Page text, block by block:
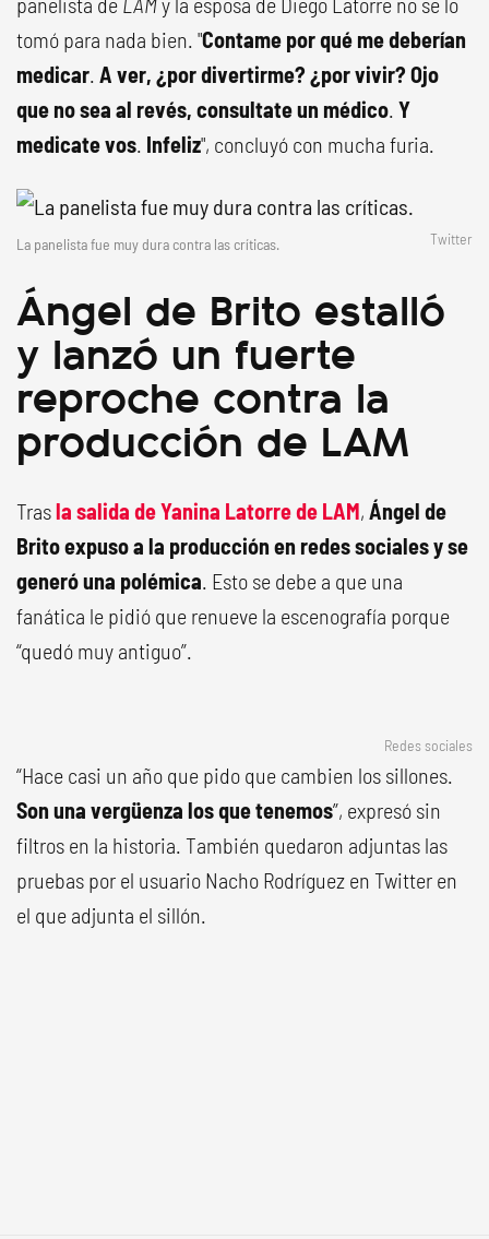
tomó para nada bien. "Contame por qué me deberían
medicar. A ver, ¿por divertirme? ¿por vivir? Ojo
que no sea al revés, consultate un médico. Y
medicate vos. Infeliz", concluyó con mucha furia.
La panelista fue muy dura contra las críticas. Twitter
Ángel de Brito estalló
y lanzó un fuerte
reproche contra la
producción de LAM
Trasla salida de Yanina Latorre de LAM, Ángel de
Brito expuso a la producción en redes sociales y se
generó una polémica. Esto se debe a que una
fanática le pidió que renueve la escenografía porque
“quedó muy antiguo”.
Redes sociales
“Hace casi un año que pido que cambien los sillones.
Son una vergüenza los que tenemos”, expresó sin
filtros en la historia. También quedaron adjuntas las
pruebas por el usuario Nacho Rodríguez en Twitter en
el que adjunta el sillón.